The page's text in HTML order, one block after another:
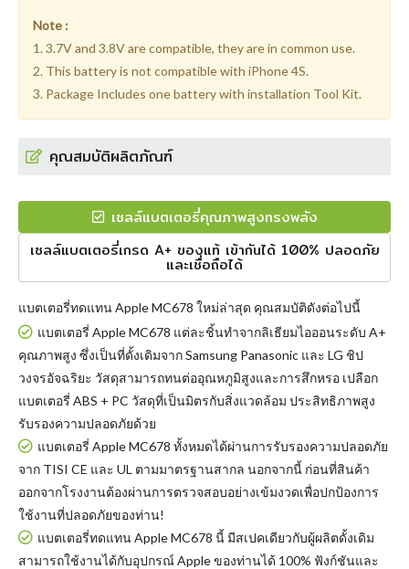
Note :
1. 3.7V and 3.8V are compatible, they are in common use.
2. This battery is not compatible with iPhone 4S.
3. Package Includes one battery with installation Tool Kit.
คุณสมบัติผลิตภัณฑ์
เซลล์แบตเตอรี่คุณภาพสูงทรงพลัง
เซลล์แบตเตอรี่เกรด A+ ของแท้ เข้ากันได้ 100% ปลอดภัย
และเชื่อถือได้
แบตเตอรี่ทดแทน Apple MC678 ใหม่ล่าสุด คุณสมบัติดังต่อไปนี้
แบตเตอรี่ Apple MC678 แต่ละชิ้นทำจากลิเธียมไอออนระดับ A+
คุณภาพสูง ซึ่งเป็นที่ดั้งเดิมจาก Samsung Panasonic และ LG ชิป
วงจรอัจฉริยะ วัสดุสามารถทนต่ออุณหภูมิสูงและการสึกหรอ เปลือก
แบตเตอรี่ ABS + PC วัสดุที่เป็นมิตรกับสิ่งแวดล้อม ประสิทธิภาพสูง
รับรองความปลอดภัยด้วย
แบตเตอรี่ Apple MC678 ทั้งหมดได้ผ่านการรับรองความปลอดภัย
จาก TISI CE และ UL ตามมาตรฐานสากล นอกจากนี้ ก่อนที่สินค้า
ออกจากโรงงานต้องผ่านการตรวจสอบอย่างเข้มงวดเพื่อปกป้องการ
ใช้งานที่ปลอดภัยของท่าน!
แบตเตอรี่ทดแทน Apple MC678 นี้ มีสเปคเดียวกับผู้ผลิตดั้งเดิม
สามารถใช้งานได้กับอุปกรณ์ Apple ของท่านได้ 100% ฟังก์ชันและ